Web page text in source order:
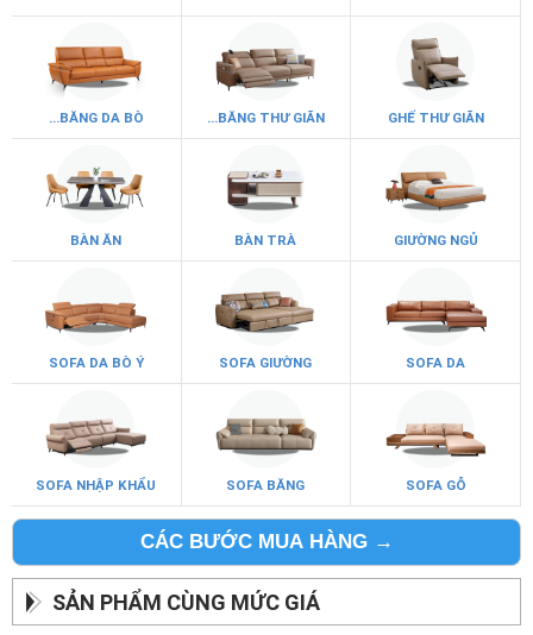
...BĂNG DA BÒ ...BĂNG THƯ GIÃN GHẾ THƯ GIÃN
BÀN ĂN BÀN TRÀ GIƯỜNG NGỦ
SOFA DA BÒ Ý SOFA GIƯỜNG SOFA DA
SOFA NHẬP KHẨU SOFA BĂNG SOFA GỖ
CÁC BƯỚC MUA HÀNG →
SẢN PHẨM CÙNG MỨC GIÁ